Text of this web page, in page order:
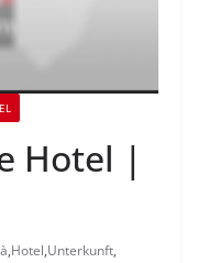
Hotel |
,Hotel,Unterkunft,